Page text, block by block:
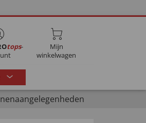
tops-
Mijn
winkelwagen